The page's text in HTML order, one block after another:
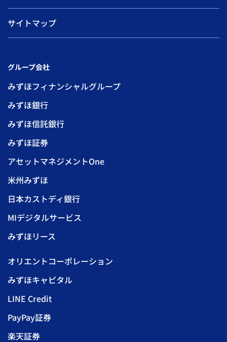
サイトマップ
グループ会社
みずほフィナンシャルグループ
みずほ銀行
みずほ信託銀行
みずほ証券
アセットマネジメントOne
米州みずほ
日本カストディ銀行
MIデジタルサービス
みずほリース
オリエントコーポレーション
みずほキャピタル
LINE Credit
PayPay証券
楽天証券